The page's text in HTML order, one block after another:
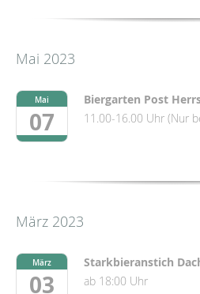
Mai 2023
Mai
07
Biergarten Post
11.00-16.00 Uhr (Nur
März 2023
März
03
Starkbieranstich
ab 18:00 Uhr